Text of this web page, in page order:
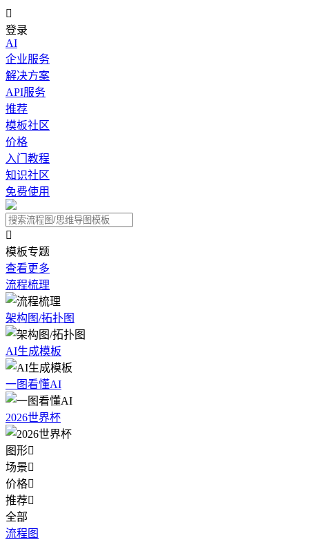

登录
AI
企业服务
解决方案
API服务
推荐
模板社区
价格
入门教程
知识社区
免费使用

模板专题
查看更多
流程梳理
架构图/拓扑图
AI生成模板
一图看懂AI
2026世界杯
图形
场景
价格
推荐
全部
流程图